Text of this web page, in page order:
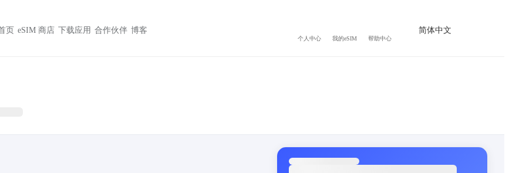
页 eSIM 商店 下载应用 合作伙伴 博客
个人中心 我的eSIM 帮助中心
简体中文